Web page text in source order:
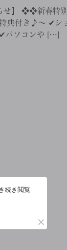
らせ】 ❖❖新春
典付き♪〜 ✔︎シ
パソコンや […]
続き閲覧